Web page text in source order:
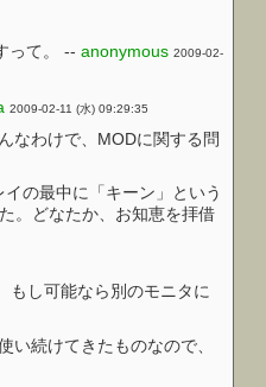
って。 -- anonymous 2009-02-
2009-02-11 (水) 09:29:35
なわけで、MODに関する問
の最中に「キーン」という
。どなたか、お知恵を拝借
もし可能なら別のモニタに
続けてきたものなので、